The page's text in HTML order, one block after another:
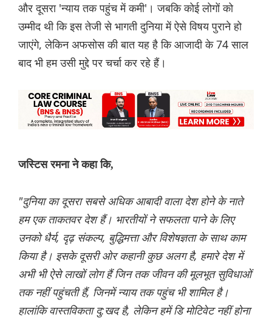
और दूसरा 'न्याय तक पहुंच में कमी'। जबकि कोई लोगों को
उम्मीद थी कि इस तेजी से भागती दुनिया में ऐसे विषय पुराने हो
जाएंगे, लेकिन अफसोस की बात यह है कि आजादी के 74 साल
बाद भी हम उसी मुद्दे पर चर्चा कर रहे हैं।
जस्टिस रमना ने कहा कि,
"दुनिया का दूसरा सबसे अधिक आबादी वाला देश होने के नाते
हम एक ताकतवर देश हैं। भारतीयों ने सफलता पाने के लिए
उनको धैर्य, दृढ़ संकल्प, बुद्धिमत्ता और विशेषज्ञता के साथ काम
किया है। इसके दूसरी ओर कहानी कुछ अलग है, हमारे देश में
अभी भी ऐसे लाखों लोग हैं जिन तक जीवन की मूलभूत सुविधाओं
तक नहीं पहुंचती हैं, जिनमें न्याय तक पहुंच भी शामिल है।
हालांकि वास्तविकता दु:खद है, लेकिन हमें डि मोटिवेट नहीं होना